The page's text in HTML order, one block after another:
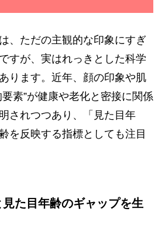
、ただの主観的な印象にすぎ
すが、実はれっきとした科学
ります。近年、顔の印象や肌
素”が健康や老化と密接に関係
されつつあり、「見た目年
を反映する指標としても注目
た目年齢のギャップを生